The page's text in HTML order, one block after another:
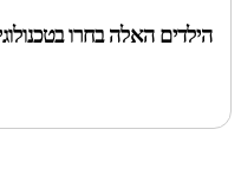
הילדים האלה בחרו